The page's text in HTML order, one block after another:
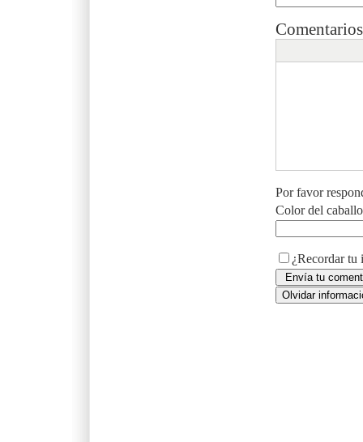
Por favor
Color del
¿Recordar tu